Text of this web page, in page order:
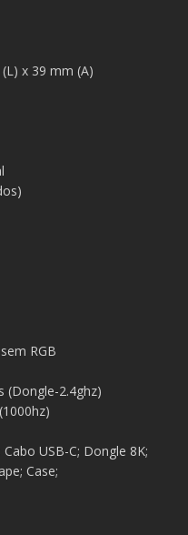
x 39 mm (A)
RGB
(Dongle-2.4ghz)
USB-C; Dongle 8K;
Case;